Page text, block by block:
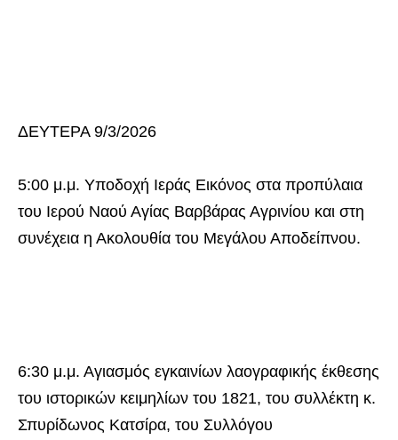
ΔΕΥΤΕΡΑ 9/3/2026
5:00 μ.μ. Υποδοχή Ιεράς Εικόνος στα προπύλαια
του Ιερού Ναού Αγίας Βαρβάρας Αγρινίου και στη
συνέχεια η Ακολουθία του Μεγάλου Αποδείπνου.
6:30 μ.μ. Αγιασμός εγκαινίων λαογραφικής έκθεσης
του ιστορικών κειμηλίων του 1821, του συλλέκτη κ.
Σπυρίδωνος Κατσίρα, του Συλλόγου